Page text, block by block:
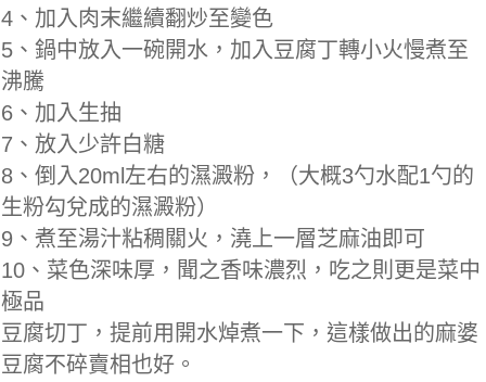
4、加入肉末繼續翻炒至變色
5、鍋中放入一碗開水，加入豆腐丁轉小火慢煮至
沸騰
6、加入生抽
7、放入少許白糖
8、倒入20ml左右的濕澱粉，（大概3勺水配1勺的
生粉勾兌成的濕澱粉）
9、煮至湯汁粘稠關火，澆上一層芝麻油即可
10、菜色深味厚，聞之香味濃烈，吃之則更是菜中
極品
豆腐切丁，提前用開水焯煮一下，這樣做出的麻婆
豆腐不碎賣相也好。